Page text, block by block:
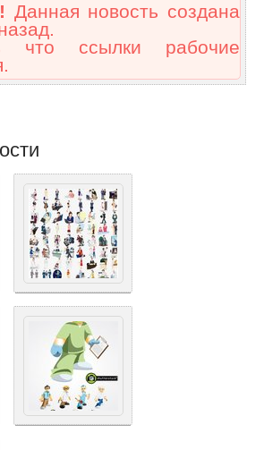
Данная новость создана
что ссылки рабочие